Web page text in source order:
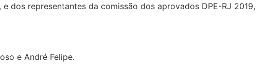
dos representantes da comissão dos aprovados DPE-RJ 2019,
e André Felipe.